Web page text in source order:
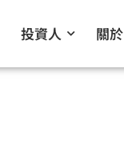
投資人 關於